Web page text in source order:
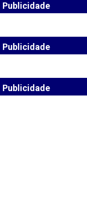
Publicidade
Publicidade
Publicidade